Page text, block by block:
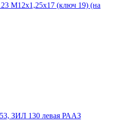
М12х1,25х17 (ключ 19) (на